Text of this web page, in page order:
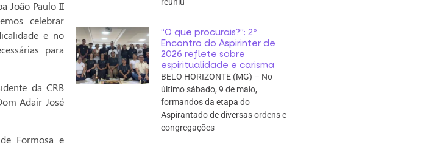
João Paulo II
celebrar
e no
para
da CRB
Adair José
Formosa e
“O que procurais?”: 2º
Encontro do Aspirinter de
2026 reflete sobre
espiritualidade e carisma
BELO HORIZONTE (MG) – No
último sábado, 9 de maio,
formandos da etapa do
Aspirantado de diversas ordens e
congregações